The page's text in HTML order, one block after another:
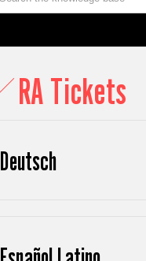
RA Tickets
Deutsch